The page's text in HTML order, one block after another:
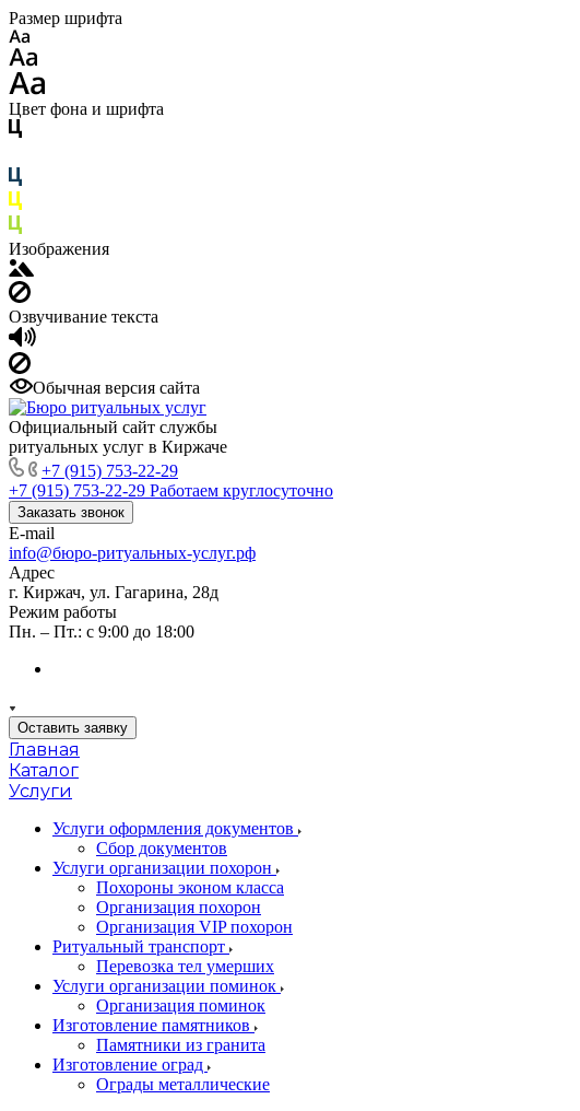
Размер шрифта
Цвет фона и шрифта
Изображения
Озвучивание текста
Обычная версия сайта
Официальный сайт службы
ритуальных услуг в Киржаче
+7 (915) 753-22-29
+7 (915) 753-22-29 Работаем круглосуточно
Заказать звонок
E-mail
info@бюро-ритуальных-услуг.рф
Адрес
г. Киржач, ул. Гагарина, 28д
Режим работы
Пн. – Пт.: с 9:00 до 18:00
Оставить заявку
Главная
Каталог
Услуги
Услуги оформления документов
Сбор документов
Услуги организации похорон
Похороны эконом класса
Организация похорон
Организация VIP похорон
Ритуальный транспорт
Перевозка тел умерших
Услуги организации поминок
Организация поминок
Изготовление памятников
Памятники из гранита
Изготовление оград
Ограды металлические